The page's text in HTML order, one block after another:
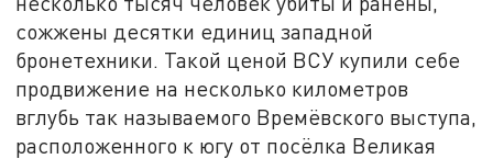
сожжены десятки единиц западной
бронетехники. Такой ценой ВСУ купили себе
продвижение на несколько километров
вглубь так называемого Времёвского выступа,
расположенного к югу от посёлка Великая